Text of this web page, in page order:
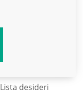
Lista desideri